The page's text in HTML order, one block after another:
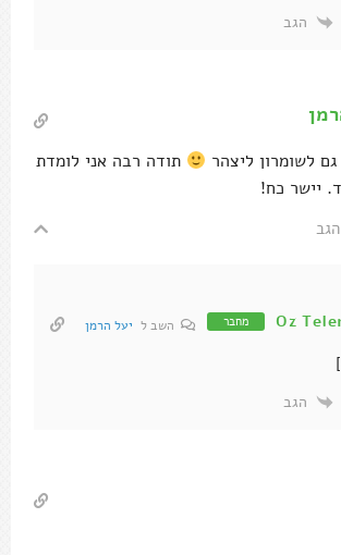
הגב
לשומרון ליצהר
תודה רבה אני לומדת
יישר כח!
הגב
Oz מחבר השב ל יעל הרמן
הגב